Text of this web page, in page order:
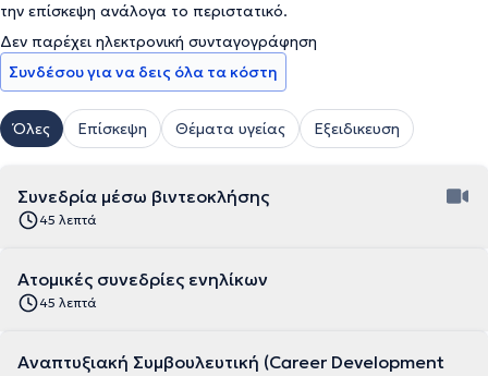
την επίσκεψη ανάλογα το περιστατικό.
Δεν παρέχει ηλεκτρονική συνταγογράφηση
Συνδέσου για να δεις όλα τα κόστη
Όλες Επίσκεψη Θέματα υγείας Εξειδικευση
Συνεδρία μέσω βιντεοκλήσης
45 λεπτά
Ατομικές συνεδρίες ενηλίκων
45 λεπτά
Αναπτυξιακή Συμβουλευτική (Career Development